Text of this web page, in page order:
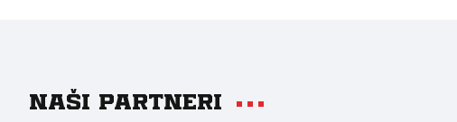
Naši partneri